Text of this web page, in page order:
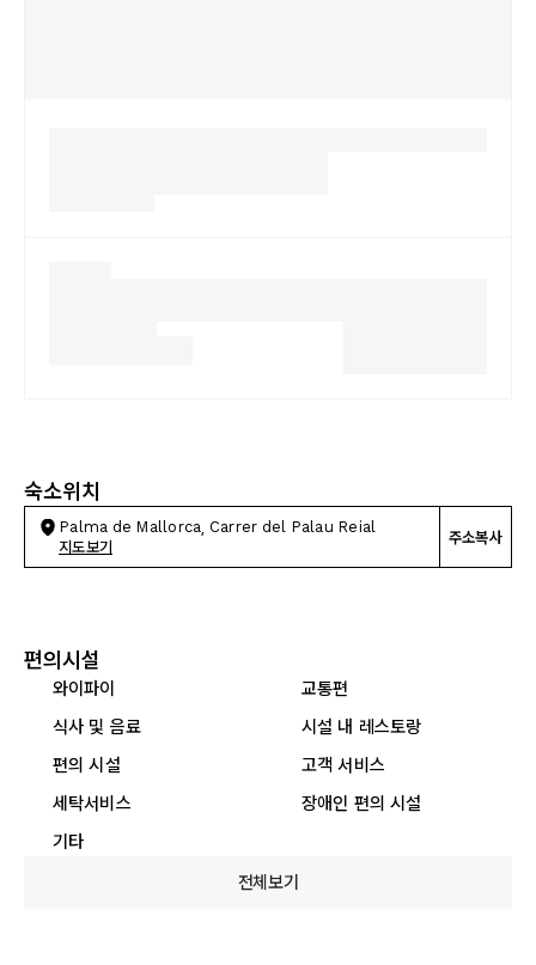
숙소위치
Palma de Mallorca, Carrer del Palau Reial
지도보기
주소복사
편의시설
와이파이
교통편
식사 및 음료
시설 내 레스토랑
편의 시설
고객 서비스
세탁서비스
장애인 편의 시설
기타
전체보기